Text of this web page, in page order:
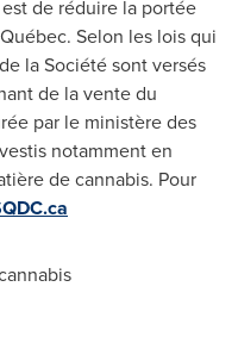
de réduire la portée
Selon les lois qui
la Société sont versés
de la vente du
par le ministère des
notamment en
de cannabis. Pour